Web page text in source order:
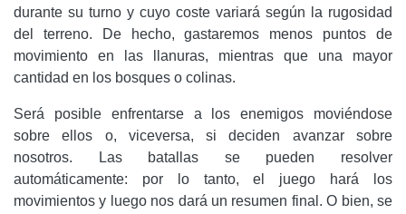
durante su turno y cuyo coste variará según la rugosidad
del terreno. De hecho, gastaremos menos puntos de
movimiento en las llanuras, mientras que una mayor
cantidad en los bosques o colinas.
Será posible enfrentarse a los enemigos moviéndose
sobre ellos o, viceversa, si deciden avanzar sobre
nosotros. Las batallas se pueden resolver
automáticamente: por lo tanto, el juego hará los
movimientos y luego nos dará un resumen final. O bien, se